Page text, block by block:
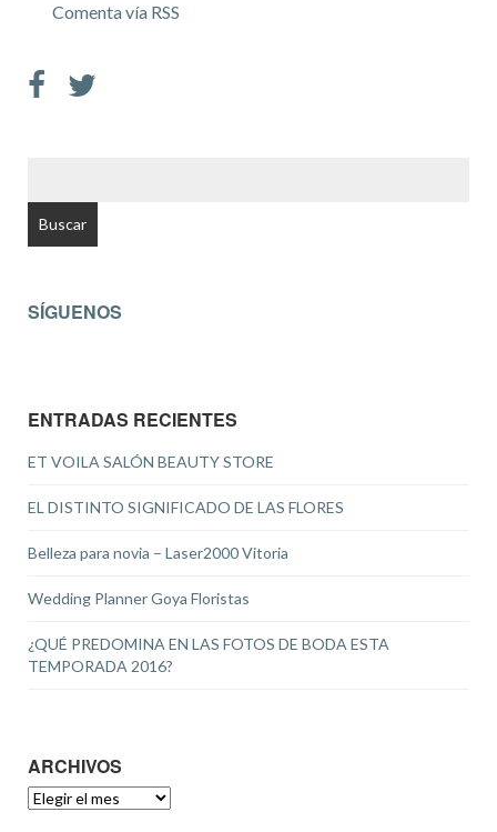
Comenta vía RSS
SÍGUENOS
ENTRADAS RECIENTES
ET VOILA SALÓN BEAUTY STORE
EL DISTINTO SIGNIFICADO DE LAS FLORES
Belleza para novia – Laser2000 Vitoria
Wedding Planner Goya Floristas
¿QUÉ PREDOMINA EN LAS FOTOS DE BODA ESTA
TEMPORADA 2016?
ARCHIVOS
ARCHIVOS